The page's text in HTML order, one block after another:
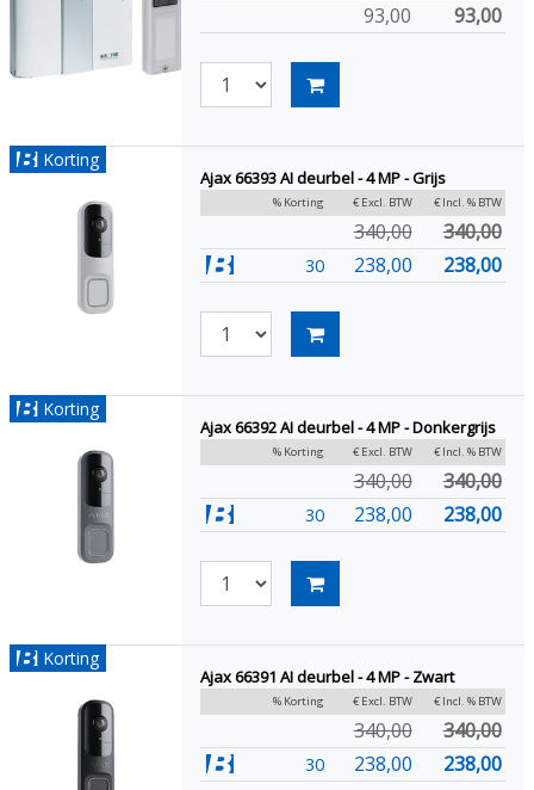
93,00 93,00
Korting
Ajax 66393 AI deurbel - 4 MP - Grijs
% Korting € Excl. BTW € Incl. % BTW
340,00 340,00
30 238,00 238,00
Korting
Ajax 66392 AI deurbel - 4 MP - Donkergrijs
% Korting € Excl. BTW € Incl. % BTW
340,00 340,00
30 238,00 238,00
Korting
Ajax 66391 AI deurbel - 4 MP - Zwart
% Korting € Excl. BTW € Incl. % BTW
340,00 340,00
30 238,00 238,00